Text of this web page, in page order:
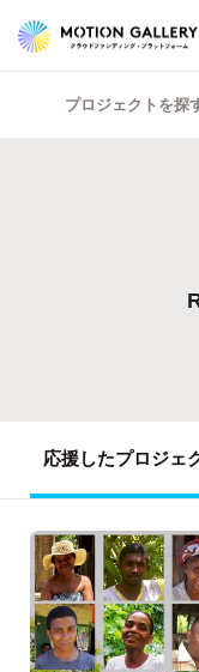
プロジェクトを探
応援したプロジェ